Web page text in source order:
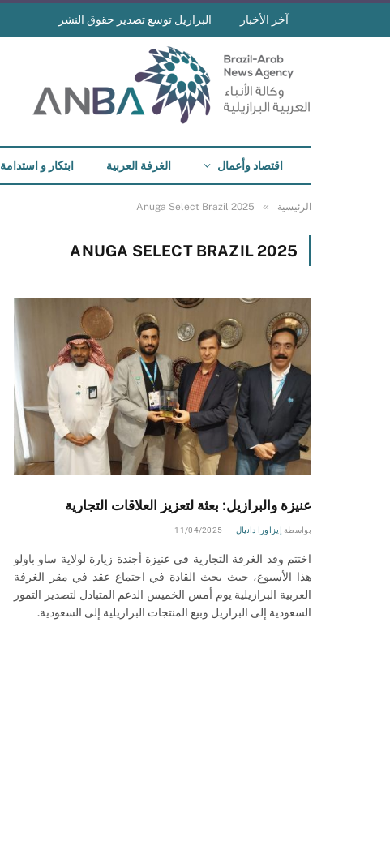
آخر الأخبار البرازيل توسع تصدير حقوق النشر
اقتصاد وأعمال الغرفة العربية ابتكار و استدامة
الرئيسية »
Anuga Select Brazil 2025
ANUGA SELECT BRAZIL 2025
عنيزة والبرازيل: بعثة لتعزيز العلاقات التجارية
بواسطة إيزاورا دانيال 11/04/2025
اختتم وفد الغرفة التجارية في عنيزة أجندة زيارة لولاية ساو باولو
هذا الأسبوع، حيث بحث القادة في اجتماع عقد في مقر الغرفة
العربية البرازيلية يوم أمس الخميس الدعم المتبادل لتصدير التمور
السعودية إلى البرازيل وبيع المنتجات البرازيلية إلى السعودية.